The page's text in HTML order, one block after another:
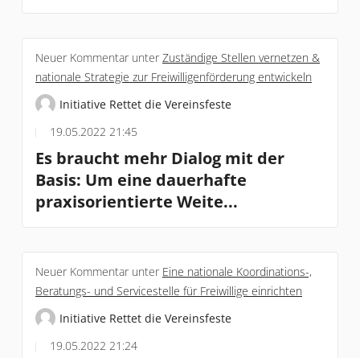
Neuer Kommentar unterZuständige Stellen vernetzen &
nationale Strategie zur Freiwilligenförderung entwickeln
Initiative Rettet die Vereinsfeste
19.05.2022 21:45
Es braucht mehr Dialog mit der
Basis: Um eine dauerhafte
praxisorientierte Weite...
Neuer Kommentar unter Eine nationale Koordinations-,
Beratungs- und Servicestelle für Freiwillige einrichten
Initiative Rettet die Vereinsfeste
19.05.2022 21:24